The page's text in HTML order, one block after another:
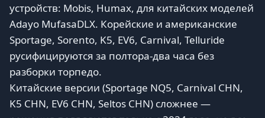
устройств: Mobis, Humax, для китайских моделей
Adayo MufasaDLX. Корейские и американские
Sportage, Sorento, K5, EV6, Carnival, Telluride
русифицируются за полтора-два часа без
разборки торпедо.
Китайские версии (Sportage NQ5, Carnival CHN,
K5 CHN, EV6 CHN, Seltos CHN) сложнее —